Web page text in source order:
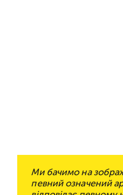
Ми бачимо на
певний означений